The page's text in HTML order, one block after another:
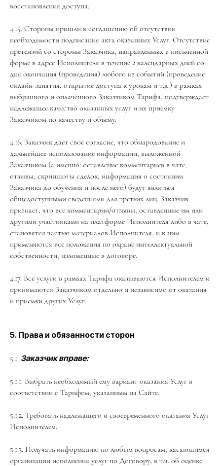
восстановления доступа.
4.15. Стороны пришли к соглашению об отсутствии
необходимости подписания акта оказанных Услуг. Отсутствие
претензий со стороны Заказчика, направленных в письменной
форме в адрес Исполнителя в течение 2 календарных дней со
дня окончания (проведения) любого из событий (проведение
онлайн-занятия, открытие доступа к урокам и т.д.) в рамках
выбранного и оплаченного Заказчиком Тарифа, подтверждает
надлежащее качество оказанных услуг и их приемку
Заказчиком по качеству и объему.
4.16. Заказчик дает свое согласие, что обнародование и
дальнейшее использование информации, выложенной
Заказчиком (а именно: оставление комментариев в чате,
отзывы, скриншоты сделок, информация о состоянии
Заказчика до обучения и после него) будут являться
общедоступными сведениями для третьих лиц. Заказчик
признает, что все комментарии/отзывы, оставленные им или
другими участниками на платформе Исполнителя либо в чате,
становятся частью материалов Исполнителя, и к ним
применяются все положения по охране интеллектуальной
собственности, изложенные в договоре.
4.17. Все услуги в рамках Тарифа оказываются Исполнителем и
принимаются Заказчиком отдельно и независимо от оказания
и приемки других Услуг.
5. Права и обязанности сторон
5.1. Заказчик вправе:
5.1.1. Выбрать необходимый ему вариант оказания Услуг в
соответствии с Тарифом, указанным на Сайте.
5.1.2. Требовать надлежащего и своевременного оказания Услуг
Исполнителем.
5.1.3. Получать информацию по любым вопросам, касающимся
организации исполнения услуг по Договору, в т.ч. об оценке